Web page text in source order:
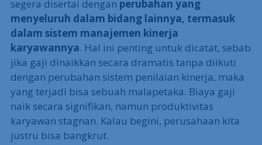
segera disertai dengan perubahan yang
menyeluruh dalam bidang lainnya, termasuk
dalam sistem manajemen kinerja
karyawannya. Hal ini penting untuk dicatat, sebab
jika gaji dinaikkan secara dramatis tanpa diikuti
dengan perubahan sistem penilaian kinerja, maka
yang terjadi bisa sebuah malapetaka. Biaya gaji
naik secara signifikan, namun produktivitas
karyawan stagnan. Kalau begini, perusahaan kita
justru bisa bangkrut.